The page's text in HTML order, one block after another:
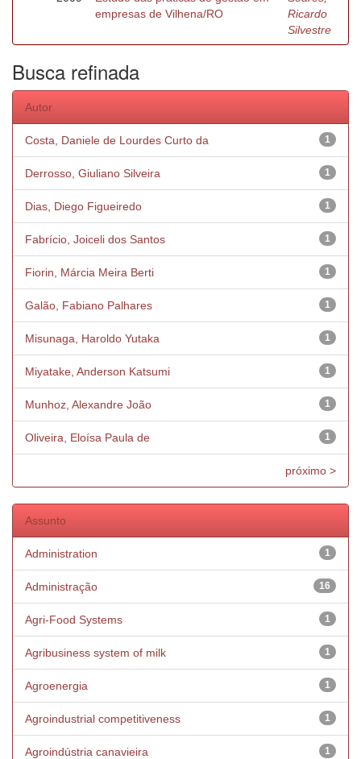
empresas de Vilhena/RO
Ricardo
Silvestre
Busca refinada
Autor
1
Costa, Daniele de Lourdes Curto da
1
Derrosso, Giuliano Silveira
1
Dias, Diego Figueiredo
1
Fabrício, Joiceli dos Santos
1
Fiorin, Márcia Meira Berti
1
Galão, Fabiano Palhares
1
Misunaga, Haroldo Yutaka
1
Miyatake, Anderson Katsumi
1
Munhoz, Alexandre João
1
Oliveira, Eloísa Paula de
próximo >
Assunto
1
Administration
16
Administração
1
Agri-Food Systems
1
Agribusiness system of milk
1
Agroenergia
1
Agroindustrial competitiveness
1
Agroindústria canavieira